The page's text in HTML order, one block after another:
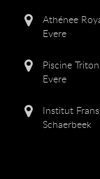
Athénee
Evere
Piscine
Evere
Institut
Schaerbeek